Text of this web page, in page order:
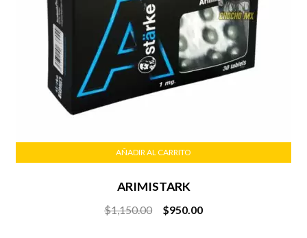
ARIMISTARK
$1,150.00
Original
$950.00Current
AÑADIR AL CARRITO